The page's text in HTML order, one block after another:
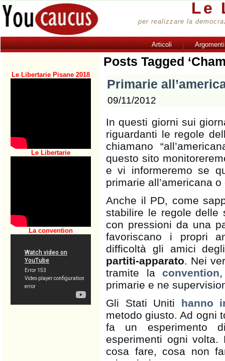
Le
per realizzare la
Articoli Argomenti
Le Libertarie Pisane 2018
Le Libertarie
La convention
Posts Tagged
Primarie
09/11/2012
In questi giorni sui
riguardanti le regole
chiamano
questo sito
e vi informeremo se
primarie all’americana o
Anche il PD, come
stabilire le regole delle
con pressioni da una
favoriscano i propri
difficoltà gli amici
partiti-apparato. Nei
tramite laconvention
primarie e ne
Gli Stati Uniti hanno
metodo giusto. Ad ogni
fa un esperimento
esperimenti ogni volta.
cosa fare, cosa non